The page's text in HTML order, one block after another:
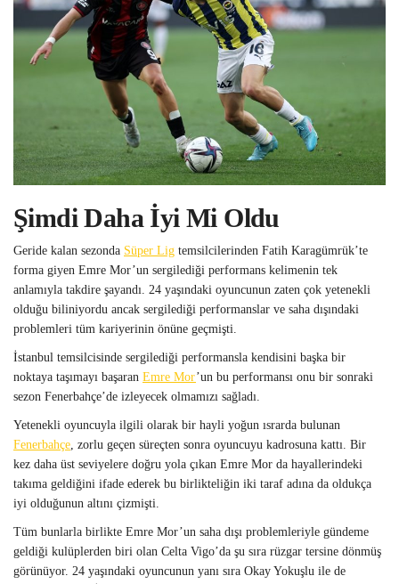
Şimdi Daha İyi Mi Oldu
Geride kalan sezonda Süper Lig temsilcilerinden Fatih Karagümrük’te
forma giyen Emre Mor’un sergilediği performans kelimenin tek
anlamıyla takdire şayandı. 24 yaşındaki oyuncunun zaten çok yetenekli
olduğu biliniyordu ancak sergilediği performanslar ve saha dışındaki
problemleri tüm kariyerinin önüne geçmişti.
İstanbul temsilcisinde sergilediği performansla kendisini başka bir
noktaya taşımayı başaran Emre Mor’un bu performansı onu bir sonraki
sezon Fenerbahçe’de izleyecek olmamızı sağladı.
Yetenekli oyuncuyla ilgili olarak bir hayli yoğun ısrarda bulunan
Fenerbahçe , zorlu geçen süreçten sonra oyuncuyu kadrosuna kattı. Bir
kez daha üst seviyelere doğru yola çıkan Emre Mor da hayallerindeki
takıma geldiğini ifade ederek bu birlikteliğin iki taraf adına da oldukça
iyi olduğunun altını çizmişti.
Tüm bunlarla birlikte Emre Mor’un saha dışı problemleriyle gündeme
geldiği kulüplerden biri olan Celta Vigo’da şu sıra rüzgar tersine dönmüş
görünüyor. 24 yaşındaki oyuncunun yanı sıra Okay Yokuşlu ile de